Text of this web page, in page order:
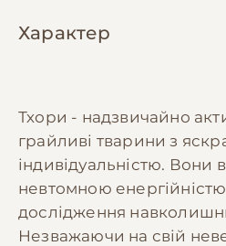
Характер
Тхори - надзвичайно
грайливі тварини з
індивідуальністю. Вони
невтомною
дослідження
Незважаючи на свій